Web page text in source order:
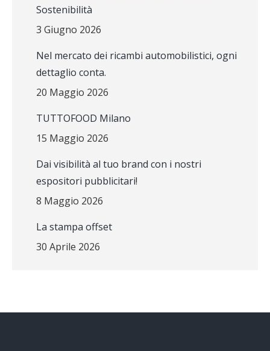
Sostenibilità
3 Giugno 2026
Nel mercato dei ricambi automobilistici, ogni
dettaglio conta.
20 Maggio 2026
TUTTOFOOD Milano
15 Maggio 2026
Dai visibilità al tuo brand con i nostri
espositori pubblicitari!
8 Maggio 2026
La stampa offset
30 Aprile 2026